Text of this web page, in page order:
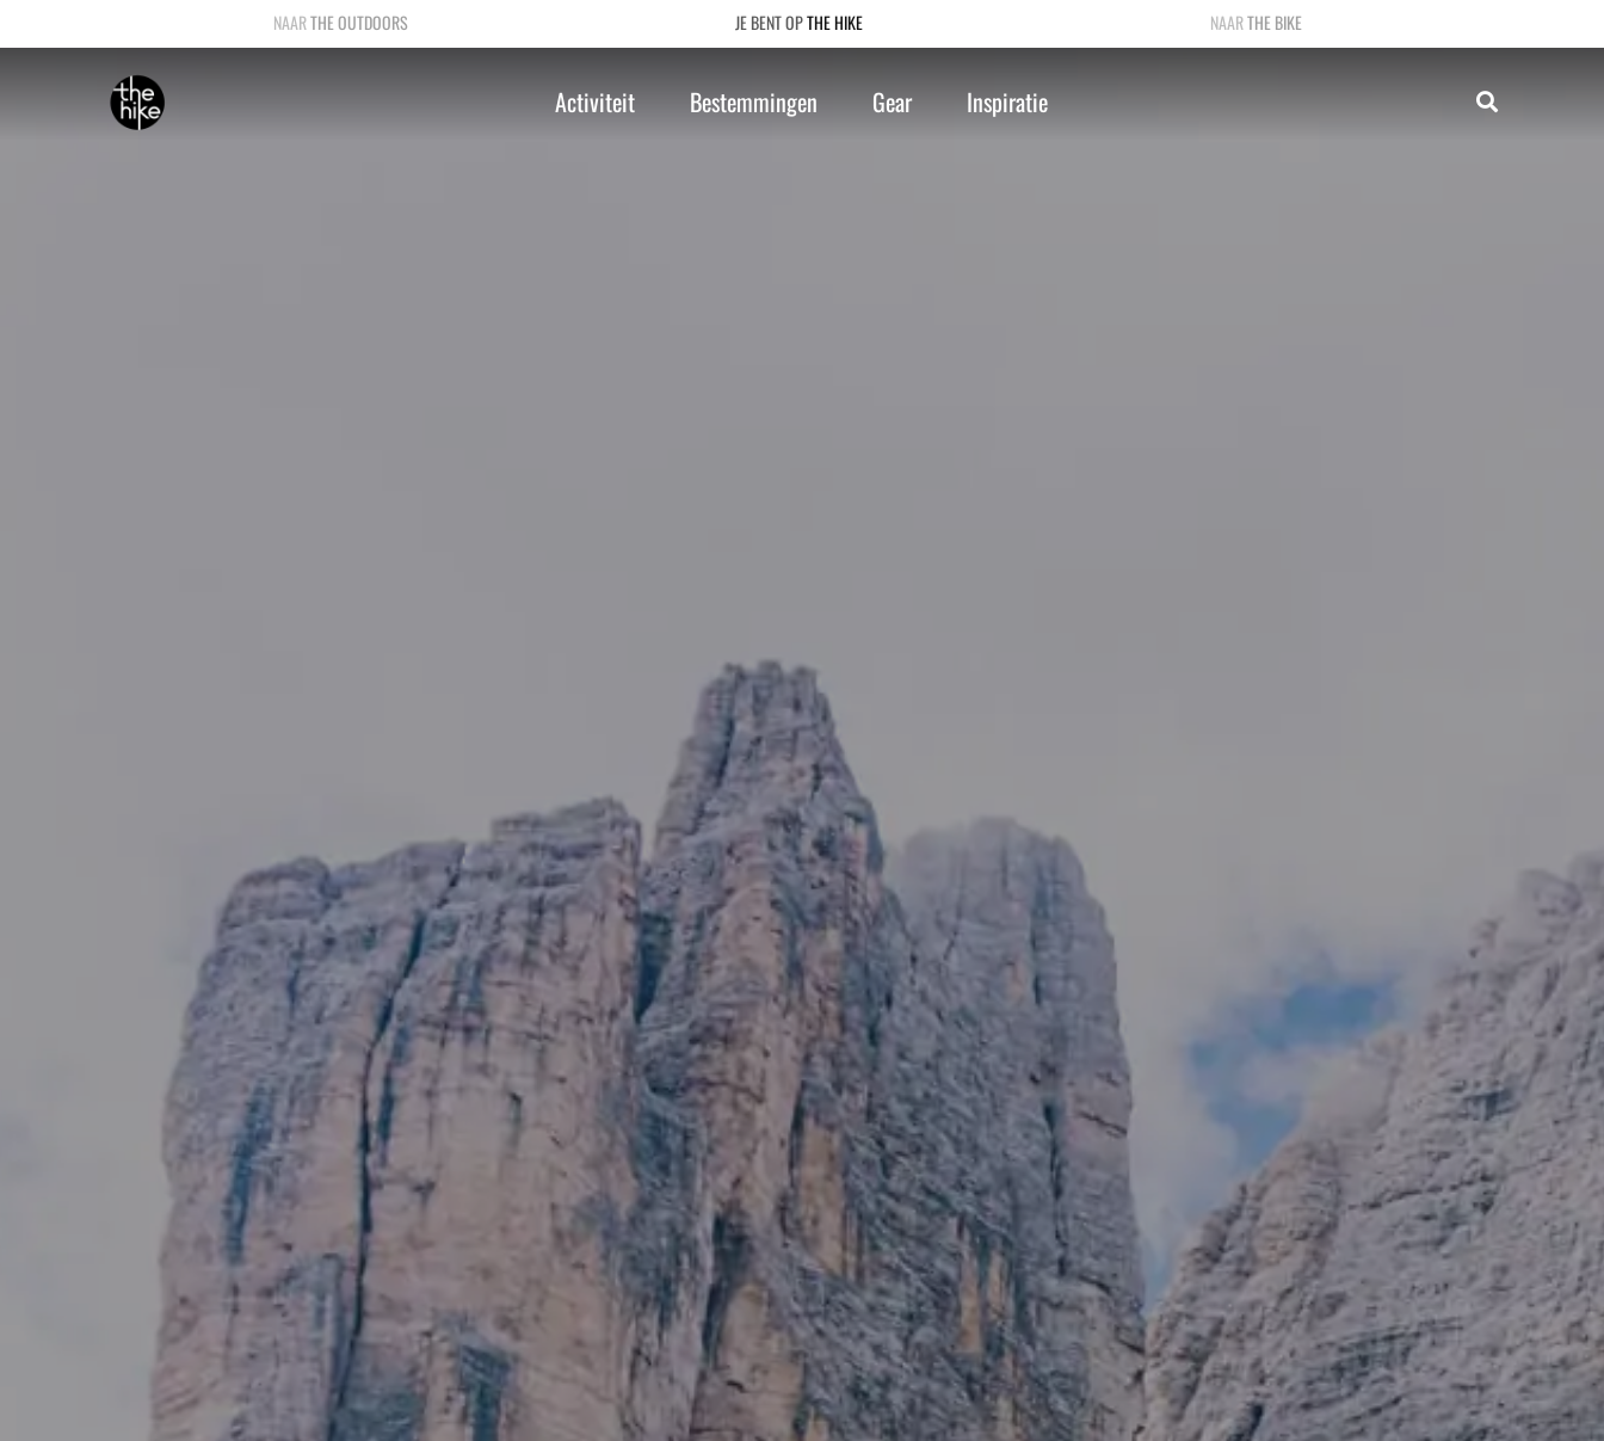
THE OUTDOORS THE HIKE THE BIKE
Activiteit Bestemmingen Gear Inspiratie